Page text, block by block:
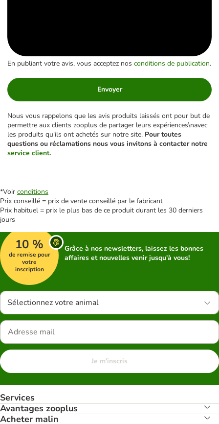
En publiant votre avis, vous acceptez nos conditions de publication.
Envoyer
Nous vous rappelons que les avis produits laissés ont pour but de
permettre aux clients zooplus de partager leurs expériences\navec
les produits qu'ils ont achetés sur notre site. Pour toutes
questions ou réclamations nous vous invitons à contacter notre
service client.
*Voir conditions
Prix conseillé = prix de vente conseillé par le fabricant
Prix habituel = prix le plus bas de ce produit durant les 30 derniers
jours
10 %
de remise pour
votre
inscription
Grâce à nos newsletters, laissez les bonnes
affaires et nouvelles venir jusqu'à vous!
Sélectionnez votre animal
Je m'inscris
Services
Avantages zooplus
Acheter malin